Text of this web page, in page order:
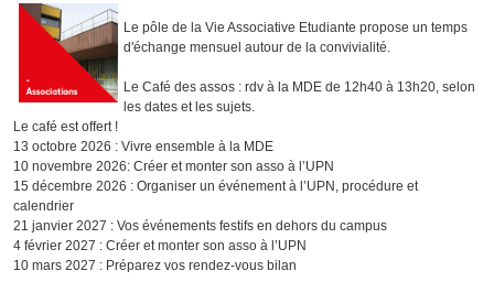
Le pôle de la Vie Associative Etudiante propose un temps
d'échange mensuel autour de la convivialité.
Le Café des assos : rdv à la MDE de 12h40 à 13h20, selon
les dates et les sujets.
Le café est offert !
13 octobre 2026 : Vivre ensemble à la MDE
10 novembre 2026: Créer et monter son asso à l’UPN
15 décembre 2026 : Organiser un événement à l’UPN, procédure et
calendrier
21 janvier 2027 : Vos événements festifs en dehors du campus
4 février 2027 : Créer et monter son asso à l’UPN
10 mars 2027 : Préparez vos rendez-vous bilan